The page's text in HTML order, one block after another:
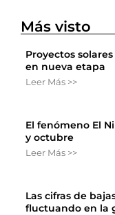
Más visto
Proyectos
en nueva etapa
Leer Más >>
El fenómeno El
y octubre
Leer Más >>
Las cifras de
fluctuando en la